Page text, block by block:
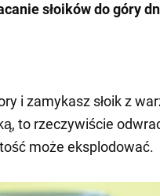
słoików do góry
i zamykasz słoik z
to rzeczywiście
może eksplodować.